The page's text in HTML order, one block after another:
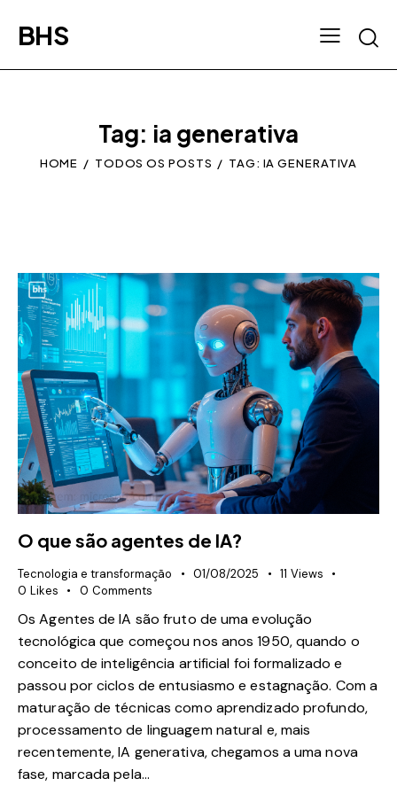
BHS
Tag: ia generativa
HOME TODOS OS POSTS TAG: IA GENERATIVA
O que são agentes de IA?
Tecnologia e transformação 01/08/2025 11 Views
0 Likes 0 Comments
Os Agentes de IA são fruto de uma evolução
tecnológica que começou nos anos 1950, quando o
conceito de inteligência artificial foi formalizado e
passou por ciclos de entusiasmo e estagnação. Com a
maturação de técnicas como aprendizado profundo,
processamento de linguagem natural e, mais
recentemente, IA generativa, chegamos a uma nova
fase, marcada pela…